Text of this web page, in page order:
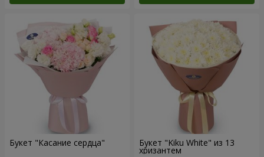
Букет "Касание сердца" Букет "Kiku White" из 13
хризантем